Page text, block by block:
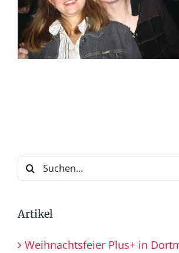
Suche
nach:
Artikel
Weihnachtsfeier Plus+ in